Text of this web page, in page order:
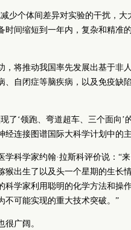
少个体间差异对实验的干扰，
时间缩短到一年内，复杂和精准
，将推动我国率先发展出基于非
、自闭症等脑疾病，以及免疫缺
了‘领跑、弯道超车、三个面向
经连接图谱国际大科学计划中的
学科学家约翰·拉斯科评价说：“
猴出生了以及头一个星期的生长
科学家利用聪明的化学方法和操
不可能实现的重大技术突破。”
很广阔。